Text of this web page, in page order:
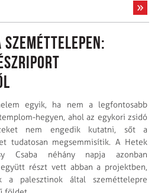
egyik, ha nem a legfontosabb
hegyen, ahol az egykori zsidó
nem engedik kutatni, sőt a
tudatosan megsemmisítik. A Hetek
Csaba néhány napja azonban
részt vett abban a projektben,
a palesztinok által szeméttelepre